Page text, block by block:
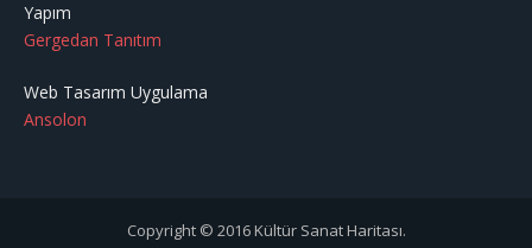
Yapım
Gergedan Tanıtım
Web Tasarım Uygulama
Ansolon
Copyright © 2016 Kültür Sanat Haritası.